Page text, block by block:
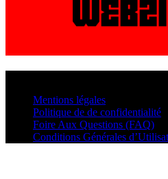
Mentions légales
Politique de de confidentialité
Foire Aux Questions (FAQ)
Conditions Générales